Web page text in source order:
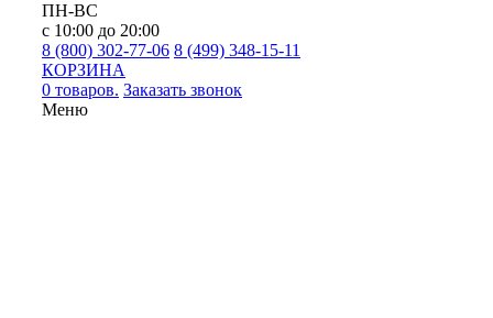
ПН-ВС
с 10:00 до 20:00
8 (800) 302-77-06 8 (499) 348-15-11
КОРЗИНА
0 товаров. Заказать звонок
Меню